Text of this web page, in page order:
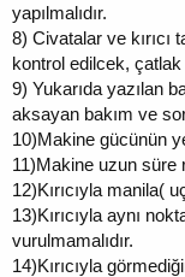
yapılmalıdır.
8) Civatalar ve kırıcı
kontrol edilcek,
9) Yukarıda yazılan
aksayan bakım ve
10)Makine gücünün
11)Makine uzun süre
12)Kırıcıyla manila(
13)Kırıcıyla aynı
vurulmamalıdır.
14)Kırıcıyla